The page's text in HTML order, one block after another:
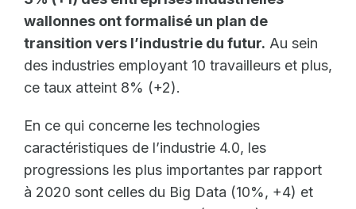
wallonnes ont formalisé un plan de
transition vers l’industrie du futur. Au sein
des industries employant 10 travailleurs et plus,
ce taux atteint 8% (+2).
En ce qui concerne les technologies
caractéristiques de l’industrie 4.0, les
progressions les plus importantes par rapport
à 2020 sont celles du Big Data (10%, +4) et